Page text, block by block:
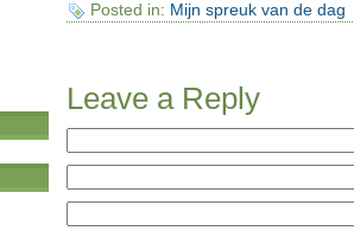
Posted in: Mijn spreuk van de dag
Leave a Reply